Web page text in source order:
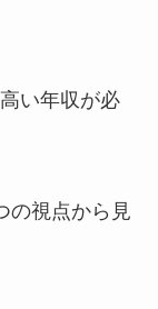
い年収が必
の視点から見